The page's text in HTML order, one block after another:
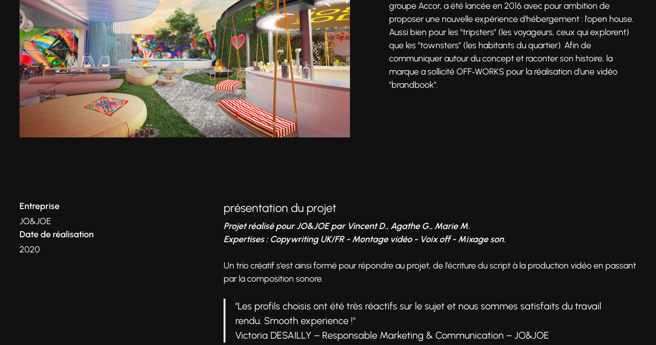
groupe Accor, a été lancée en 2016 avec pour ambition de
proposer une nouvelle expérience d'hébergement : l'open house.
Aussi bien pour les "tripsters" (les voyageurs, ceux qui explorent)
que les "townsters" (les habitants du quartier). Afin de
communiquer autour du concept et raconter son histoire, la
marque a sollicité OFF‑WORKS pour la réalisation d'une vidéo
"brandbook".
Entreprise
JO&JOE
Date de réalisation
2020
présentation du projet
Projet réalisé pour JO&JOE par Vincent D., Agathe G., Marie M.
Expertises : Copywriting UK/FR - Montage vidéo - Voix off - Mixage son.
Un trio créatif s'est ainsi formé pour répondre au projet, de l'écriture du script à la production vidéo en passant
par la composition sonore.
"Les profils choisis ont été très réactifs sur le sujet et nous sommes satisfaits du travail
rendu. Smooth experience !"
Victoria DESAILLY – Responsable Marketing & Communication – JO&JOE